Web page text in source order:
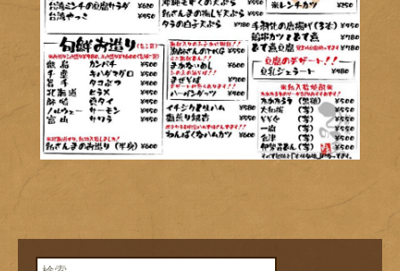
検索: